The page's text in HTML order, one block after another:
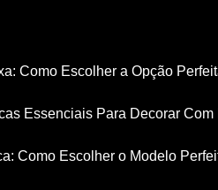
Como Escolher a Opção
Essenciais Para Decorar Com
Como Escolher o Modelo